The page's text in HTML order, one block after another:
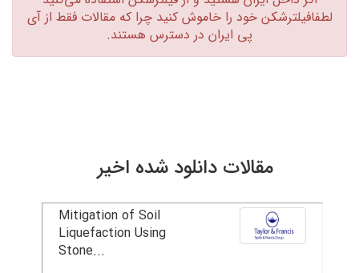
لطفافیلترشکن خود را خاموش کنید چرا که مقالات فقط از آی
پی ایران در دسترس هستند.‏
مقالات دانلود شده اخیر
Mitigation of Soil
Liquefaction Using
Stone...